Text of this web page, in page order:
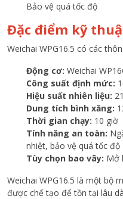
Bảo vệ quá tốc độ
Đặc điểm kỹ
Weichai WPG16.5 có các
Động cơ: Weichai
Công suất định mức:
Hiệu suất nhiên liệu:
Dung tích bình xăng:
Thời gian chạy: 10 giờ
Tính năng an toàn:
nhiệt, bảo vệ quá tốc độ
Tùy chọn bao vây: Mở
Weichai WPG16.5 là một bộ
được chế tạo để tồn tại lâu